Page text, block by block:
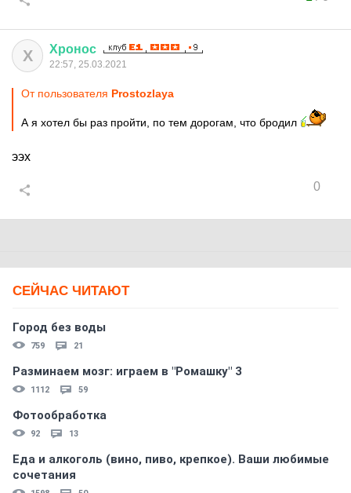
Х Хронос
22:57, 25.03.2021
От пользователя Prostozlaya
А я хотел бы раз пройти, по тем дорогам, что бродил
ээх
0
СЕЙЧАС ЧИТАЮТ
Город без воды
759 21
Разминаем мозг: играем в "Ромашку" 3
1112 59
Фотообработка
92 13
Еда и алкоголь (вино, пиво, крепкое). Ваши любимые
сочетания